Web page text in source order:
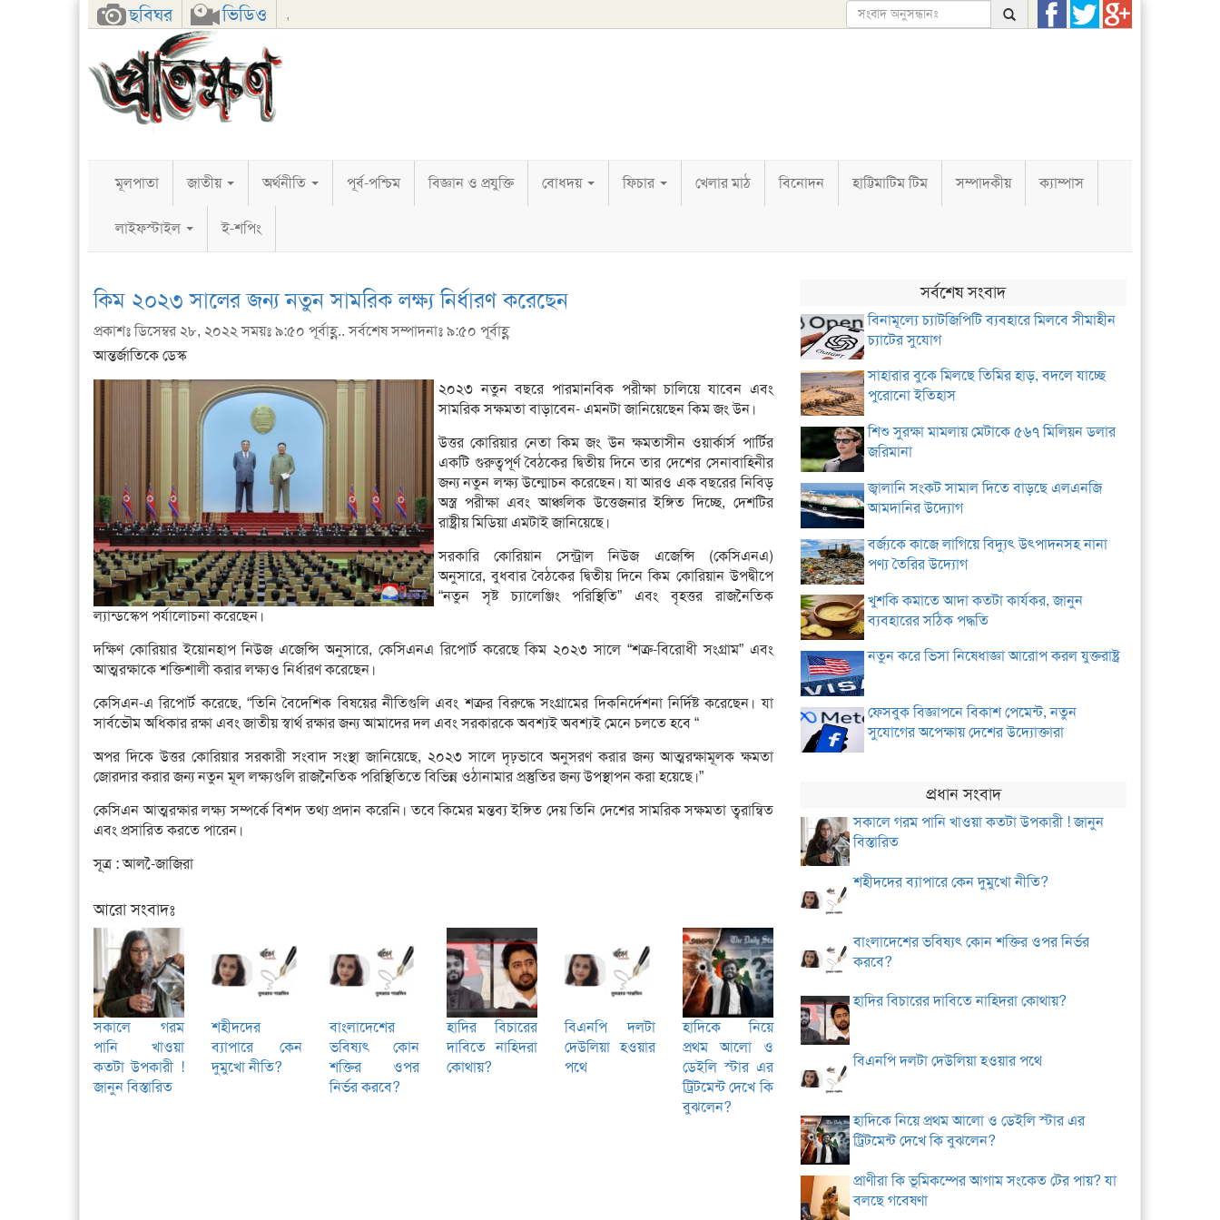
ছবিঘর ভিডিও ,
FacebookTwitterGoogle+
মূলপাতা জাতীয় অর্থনীতি পূর্ব-পশ্চিম বিজ্ঞান ও প্রযুক্তি বোধদয় ফিচার খেলার মাঠ বিনোদন হাট্টিমাটিম টিম সম্পাদকীয় ক্যাম্পাস
লাইফস্টাইল ই-শপিং
কিম ২০২৩ সালের জন্য নতুন সামরিক লক্ষ্য নির্ধারণ করেছেন
প্রকাশঃ ডিসেম্বর ২৮, ২০২২ সময়ঃ ৯:৫০ পূর্বাহ্ণ.. সর্বশেষ সম্পাদনাঃ ৯:৫০ পূর্বাহ্ণ
আন্তর্জাতিকে ডেস্ক
২০২৩ নতুন বছরে পারমানবিক পরীক্ষা চালিয়ে যাবেন এবং
সামরিক সক্ষমতা বাড়াবেন- এমনটা জানিয়েছেন কিম জং উন।
উত্তর কোরিয়ার নেতা কিম জং উন ক্ষমতাসীন ওয়ার্কার্স পার্টির
একটি গুরুত্বপূর্ণ বৈঠকের দ্বিতীয় দিনে তার দেশের সেনাবাহিনীর
জন্য নতুন লক্ষ্য উন্মোচন করেছেন। যা আরও এক বছরের নিবিড়
অস্ত্র পরীক্ষা এবং আঞ্চলিক উত্তেজনার ইঙ্গিত দিচ্ছে, দেশটির
রাষ্ট্রীয় মিডিয়া এমটাই জানিয়েছে।
সরকারি কোরিয়ান সেন্ট্রাল নিউজ এজেন্সি (কেসিএনএ)
অনুসারে, বুধবার বৈঠকের দ্বিতীয় দিনে কিম কোরিয়ান উপদ্বীপে
“নতুন সৃষ্ট চ্যালেঞ্জিং পরিস্থিতি” এবং বৃহত্তর রাজনৈতিক
ল্যান্ডস্কেপ পর্যালোচনা করেছেন।
দক্ষিণ কোরিয়ার ইয়োনহাপ নিউজ এজেন্সি অনুসারে, কেসিএনএ রিপোর্ট করেছে কিম ২০২৩ সালে “শত্রু-বিরোধী সংগ্রাম” এবং
আত্মরক্ষাকে শক্তিশালী করার লক্ষ্যও নির্ধারণ করেছেন।
কেসিএন-এ রিপোর্ট করেছে, “তিনি বৈদেশিক বিষয়ের নীতিগুলি এবং শত্রুর বিরুদ্ধে সংগ্রামের দিকনির্দেশনা নির্দিষ্ট করেছেন। যা
সার্বভৌম অধিকার রক্ষা এবং জাতীয় স্বার্থ রক্ষার জন্য আমাদের দল এবং সরকারকে অবশ্যই অবশ্যই মেনে চলতে হবে “
অপর দিকে উত্তর কোরিয়ার সরকারী সংবাদ সংস্থা জানিয়েছে, ২০২৩ সালে দৃঢ়ভাবে অনুসরণ করার জন্য আত্মরক্ষামূলক ক্ষমতা
জোরদার করার জন্য নতুন মূল লক্ষ্যগুলি রাজনৈতিক পরিস্থিতিতে বিভিন্ন ওঠানামার প্রস্তুতির জন্য উপস্থাপন করা হয়েছে।”
কেসিএন আত্মরক্ষার লক্ষ্য সম্পর্কে বিশদ তথ্য প্রদান করেনি। তবে কিমের মন্তব্য ইঙ্গিত দেয় তিনি দেশের সামরিক সক্ষমতা ত্বরান্বিত
এবং প্রসারিত করতে পারেন।
সূত্র : আল-ৈজাজিরা
আরো সংবাদঃ
সকালে গরম
পানি খাওয়া
কতটা উপকারী !
জানুন বিস্তারিত
শহীদদের
ব্যাপারে কেন
দুমুখো নীতি?
বাংলাদেশের
ভবিষ্যৎ কোন
শক্তির ওপর
নির্ভর করবে?
হাদির বিচারের
দাবিতে নাহিদরা
কোথায়?
বিএনপি দলটা
দেউলিয়া হওয়ার
পথে
হাদিকে নিয়ে
প্রথম আলো ও
ডেইলি স্টার এর
ট্রিটমেন্ট দেখে কি
বুঝলেন?
সর্বশেষ সংবাদ
বিনামূল্যে চ্যাটজিপিটি ব্যবহারে মিলবে সীমাহীন
চ্যাটের সুযোগ
সাহারার বুকে মিলছে তিমির হাড়, বদলে যাচ্ছে
পুরোনো ইতিহাস
শিশু সুরক্ষা মামলায় মেটাকে ৫৬৭ মিলিয়ন ডলার
জরিমানা
জ্বালানি সংকট সামাল দিতে বাড়ছে এলএনজি
আমদানির উদ্যোগ
বর্জ্যকে কাজে লাগিয়ে বিদ্যুৎ উৎপাদনসহ নানা
পণ্য তৈরির উদ্যোগ
খুশকি কমাতে আদা কতটা কার্যকর, জানুন
ব্যবহারের সঠিক পদ্ধতি
নতুন করে ভিসা নিষেধাজ্ঞা আরোপ করল যুক্তরাষ্ট্র
ফেসবুক বিজ্ঞাপনে বিকাশ পেমেন্ট, নতুন
সুযোগের অপেক্ষায় দেশের উদ্যোক্তারা
প্রধান সংবাদ
সকালে গরম পানি খাওয়া কতটা উপকারী ! জানুন
বিস্তারিত
শহীদদের ব্যাপারে কেন দুমুখো নীতি?
বাংলাদেশের ভবিষ্যৎ কোন শক্তির ওপর নির্ভর
করবে?
হাদির বিচারের দাবিতে নাহিদরা কোথায়?
বিএনপি দলটা দেউলিয়া হওয়ার পথে
হাদিকে নিয়ে প্রথম আলো ও ডেইলি স্টার এর
ট্রিটমেন্ট দেখে কি বুঝলেন?
প্রাণীরা কি ভূমিকম্পের আগাম সংকেত টের পায়? যা
বলছে গবেষণা